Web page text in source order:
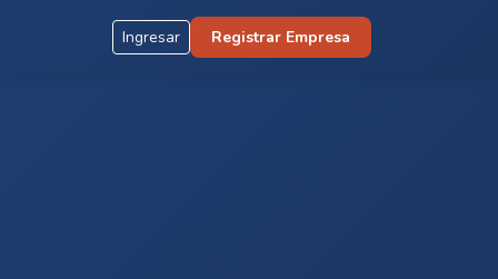
Ingresar Registrar Empresa